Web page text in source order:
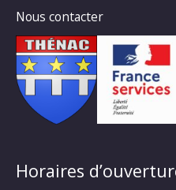
Nous contacter
Horaires